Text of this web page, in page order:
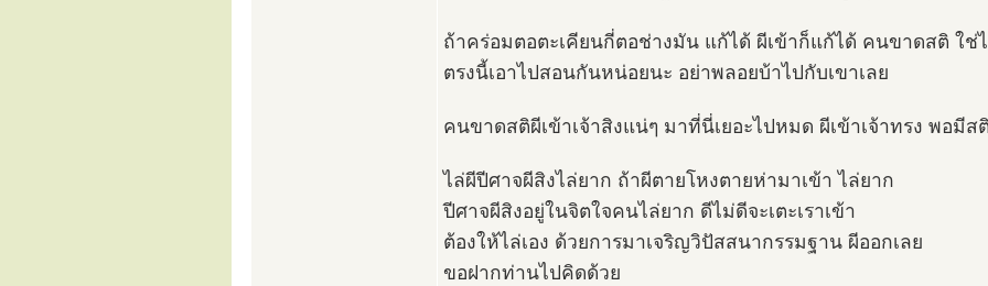
ถ้าคร่อมตอตะเคียนกี่ตอช่างมัน แก้ได้ ผีเข้าก็แก้ได้ คนขาดสติ ใช่
ตรงนี้เอาไปสอนกันหน่อยนะ อย่าพลอยบ้าไปกับเขาเลย
คนขาดสติผีเข้าเจ้าสิงแน่ๆ มาที่นี่เยอะไปหมด ผีเข้าเจ้าทรง พอมีสติ
ไล่ผีปีศาจผีสิงไล่ยาก ถ้าผีตายโหงตายห่ามาเข้า ไล่ยาก
ปีศาจผีสิงอยู่ในจิตใจคนไล่ยาก ดีไม่ดีจะเตะเราเข้า
ต้องให้ไล่เอง ด้วยการมาเจริญวิปัสสนากรรมฐาน ผีออกเลย
ขอฝากท่านไปคิดด้วย